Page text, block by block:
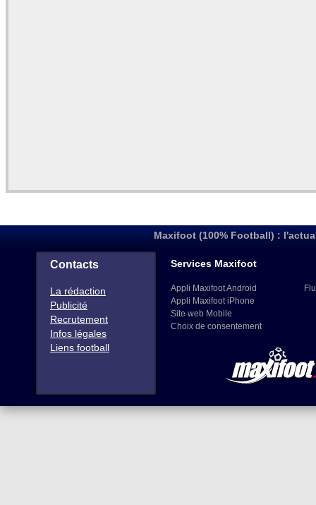
Maxifoot (100% Football) :
Contacts
La rédaction
Publicité
Recrutement
Infos légales
Liens football
Services Maxifoot
Appli Maxifoot Android
Appli Maxifoot iPhone
Site web Mobile
Choix de consentement